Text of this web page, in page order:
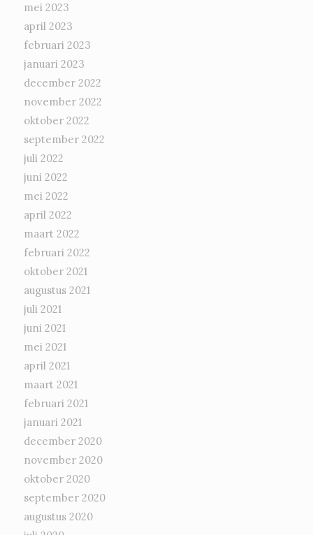
mei 2023
april 2023
februari 2023
januari 2023
december 2022
november 2022
oktober 2022
september 2022
juli 2022
juni 2022
mei 2022
april 2022
maart 2022
februari 2022
oktober 2021
augustus 2021
juli 2021
juni 2021
mei 2021
april 2021
maart 2021
februari 2021
januari 2021
december 2020
november 2020
oktober 2020
september 2020
augustus 2020